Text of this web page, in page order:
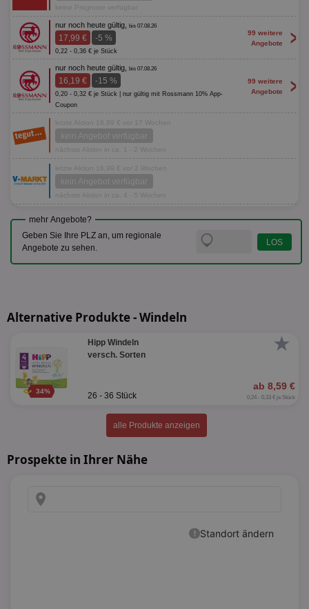
keine Prognose verfügbar
nur noch heute gültig, bis 07.08.26
17,99 € -5 %
0,22 - 0,36 € je Stück
99 weitere
Angebote
>
nur noch heute gültig, bis 07.08.26
16,19 € -15 %
0,20 - 0,32 € je Stück | nur gültig mit Rossmann 10% App-
Coupon
99 weitere
Angebote
>
letzte Aktion 16,99 € vor 17 Wochen
kein Angebot verfügbar
nächste Aktion in ca. 1 - 2 Wochen
letzte Aktion 16,99 € vor 2 Wochen
kein Angebot verfügbar
nächste Aktion in ca. 4 - 5 Wochen
mehr Angebote?
Geben Sie Ihre PLZ an, um regionale
Angebote zu sehen.
Alternative Produkte - Windeln
★
34%
Hipp Windeln
versch. Sorten
ab 8,59 €
26 - 36 Stück 0,24 - 0,33 € je Stück
alle Produkte anzeigen
Prospekte in Ihrer Nähe